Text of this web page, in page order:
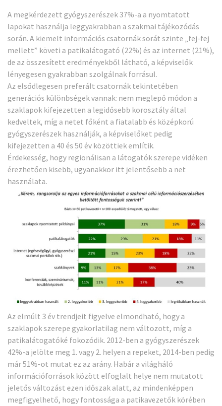
A megkérdezett gyógyszerészek 37%-a a nyomtatott
lapokat használja leggyakrabban a szakmai tájékozódás
során. A kiemelt információs csatornák sorát szinte „fej-fej
mellett” követi a patikalátogató (22%) és az internet (21%),
de az összesített eredményekből látható, a képviselők
lényegesen gyakrabban szolgálnak forrásul.
Az elsődlegesen preferált csatornák tekintetében
generációs különbségek vannak: nem meglepő módon a
szaklapok kifejezetten a legidősebb korosztály által
kedveltek, míg a netet főként a fiatalabb és középkorú
gyógyszerészek használják, a képviselőket pedig
kifejezetten a 40 és 50 év közöttiek említik.
Érdekesség, hogy regionálisan a látogatók szerepe vidéken
érezhetően kisebb, ugyanakkor itt jelentősebb a net
használata.
Az elmúlt 3 év trendjeit figyelve elmondható, hogy a
szaklapok szerepe gyakorlatilag nem változott, míg a
patikalátogatóké fokozódik. 2012-ben a gyógyszerészek
42%-a jelölte meg 1. vagy 2. helyen a repeket, 2014-ben pedig
már 51%-ot mutat ez az arány. Habár a világháló
információforrások között elfoglalt helye nem mutatott
jeletős változást ezen időszak alatt, az mindenképpen
megfigyelhető, hogy fontossága a patikavezetők körében